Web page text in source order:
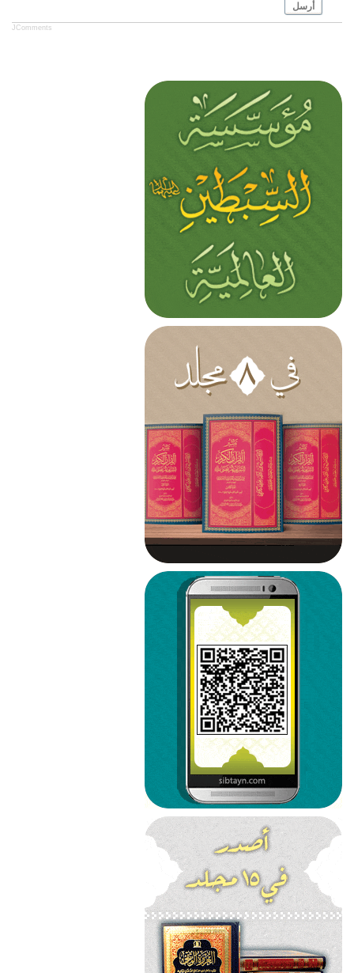
أرسل
JComments